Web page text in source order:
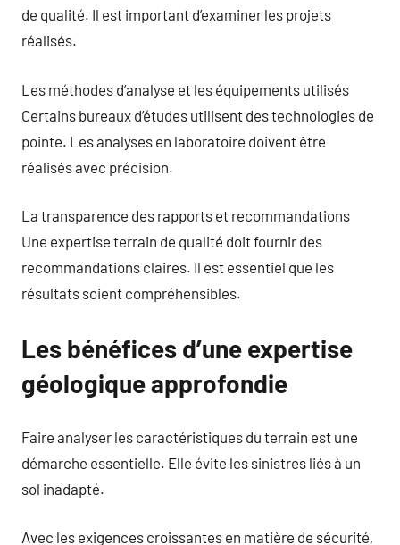
de qualité. Il est important d’examiner les projets
réalisés.
Les méthodes d’analyse et les équipements utilisés
Certains bureaux d’études utilisent des technologies de
pointe. Les analyses en laboratoire doivent être
réalisés avec précision.
La transparence des rapports et recommandations
Une expertise terrain de qualité doit fournir des
recommandations claires. Il est essentiel que les
résultats soient compréhensibles.
Les bénéfices d’une expertise
géologique approfondie
Faire analyser les caractéristiques du terrain est une
démarche essentielle. Elle évite les sinistres liés à un
sol inadapté.
Avec les exigences croissantes en matière de sécurité,